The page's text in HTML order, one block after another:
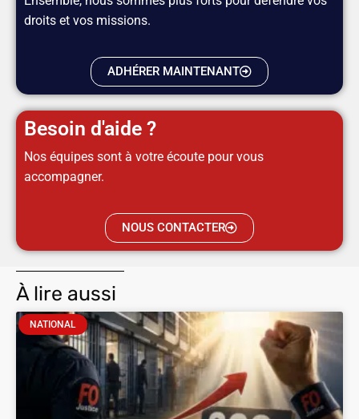
droits et vos missions.
ADHÉRER MAINTENANT
Besoin d'aide ?
Nos équipes sont à votre écoute pour vous
accompagner.
NOUS CONTACTER
À lire aussi
NATIONAL